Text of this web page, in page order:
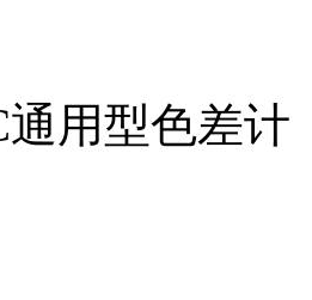
通用型色差计